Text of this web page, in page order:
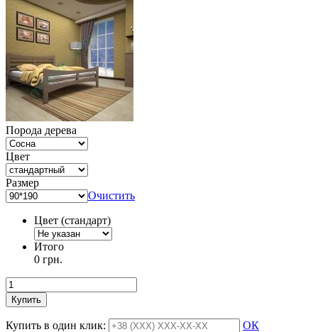
Порода дерева
Цвет
Размер
Очистить
Цвет (стандарт)
Итого
0 грн.
Купить
Купить в один клик: ОК